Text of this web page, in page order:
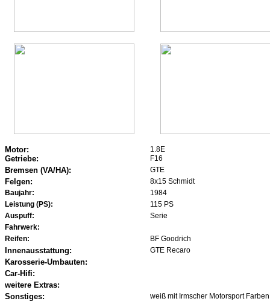
Motor: 1.8E
Getriebe: F16
Bremsen (VA/HA): GTE
Felgen:
8x15 Schmidt
Baujahr:
1984
Leistung (PS):
115 PS
Auspuff:
Serie
Fahrwerk:
Reifen:
BF Goodrich
Innenausstattung: GTE Recaro
Karosserie-Umbauten:
Car-Hifi:
weitere Extras:
Sonstiges:
weiß mit Irmscher Motorsport Farben